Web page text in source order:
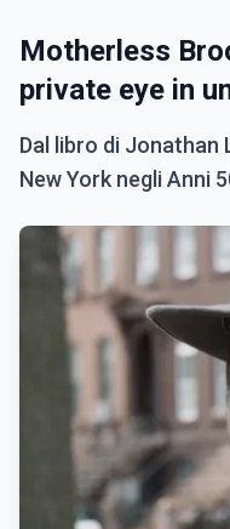
Motherless
private eye in
Dal libro di Jonathan
New York negli Anni